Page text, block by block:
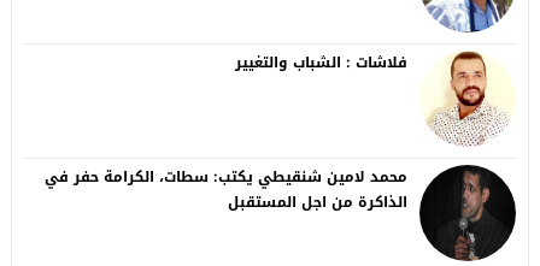
فلاشات : الشباب والتغيير
محمد لامين شنقيطي يكتب: سطات، الكرامة حفر في
الذاكرة من اجل المستقبل